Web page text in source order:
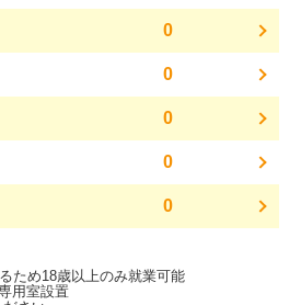
0
0
0
0
0